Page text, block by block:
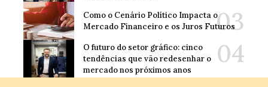
Como o Cenário Político Impacta o
Mercado Financeiro e os Juros Futuros
O futuro do setor gráfico: cinco
tendências que vão redesenhar o
mercado nos próximos anos